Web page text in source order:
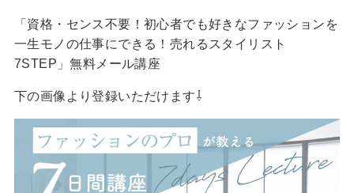
「資格・センス不要！初心者でも好きなファッションを
一生モノの仕事にできる！売れるスタイリスト
7STEP」無料メール講座
下の画像より登録いただけます⇩